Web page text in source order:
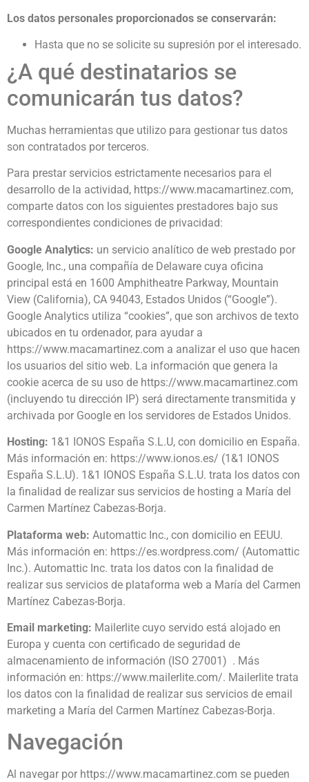
Los datos personales proporcionados se conservarán:
Hasta que no se solicite su supresión por el interesado.
¿A qué destinatarios se
comunicarán tus datos?
Muchas herramientas que utilizo para gestionar tus datos
son contratados por terceros.
Para prestar servicios estrictamente necesarios para el
desarrollo de la actividad, https://www.macamartinez.com,
comparte datos con los siguientes prestadores bajo sus
correspondientes condiciones de privacidad:
Google Analytics: un servicio analítico de web prestado por
Google, Inc., una compañía de Delaware cuya oficina
principal está en 1600 Amphitheatre Parkway, Mountain
View (California), CA 94043, Estados Unidos (“Google”).
Google Analytics utiliza “cookies”, que son archivos de texto
ubicados en tu ordenador, para ayudar a
https://www.macamartinez.com a analizar el uso que hacen
los usuarios del sitio web. La información que genera la
cookie acerca de su uso de https://www.macamartinez.com
(incluyendo tu dirección IP) será directamente transmitida y
archivada por Google en los servidores de Estados Unidos.
Hosting: 1&1 IONOS España S.L.U, con domicilio en España.
Más información en: https://www.ionos.es/ (1&1 IONOS
España S.L.U). 1&1 IONOS España S.L.U. trata los datos con
la finalidad de realizar sus servicios de hosting a María del
Carmen Martínez Cabezas-Borja.
Plataforma web: Automattic Inc., con domicilio en EEUU.
Más información en: https://es.wordpress.com/ (Automattic
Inc.). Automattic Inc. trata los datos con la finalidad de
realizar sus servicios de plataforma web a María del Carmen
Martínez Cabezas-Borja.
Email marketing: Mailerlite cuyo servido está alojado en
Europa y cuenta con certificado de seguridad de
almacenamiento de información (ISO 27001) . Más
información en: https://www.mailerlite.com/. Mailerlite trata
los datos con la finalidad de realizar sus servicios de email
marketing a María del Carmen Martínez Cabezas-Borja.
Navegación
Al navegar por https://www.macamartinez.com se pueden